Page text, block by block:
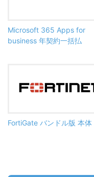
Microsoft 365 Apps for
business 年契約一括払
FortiGate バンドル版 本体